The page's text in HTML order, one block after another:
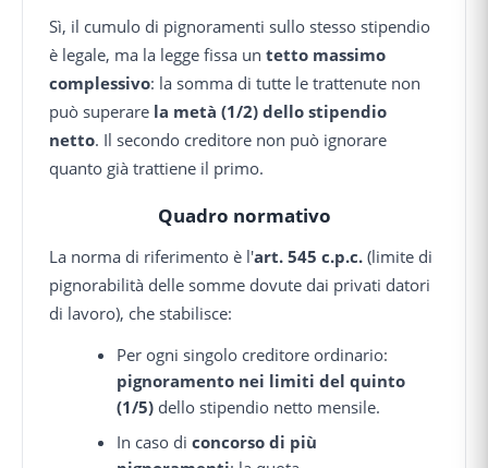
Sì, il cumulo di pignoramenti sullo stesso stipendio
è legale, ma la legge fissa un tetto massimo
complessivo: la somma di tutte le trattenute non
può superare la metà (1/2) dello stipendio
netto. Il secondo creditore non può ignorare
quanto già trattiene il primo.
Quadro normativo
La norma di riferimento è l'art. 545 c.p.c. (limite di
pignorabilità delle somme dovute dai privati datori
di lavoro), che stabilisce:
Per ogni singolo creditore ordinario:
pignoramento nei limiti del quinto
(1/5) dello stipendio netto mensile.
In caso diconcorso di più